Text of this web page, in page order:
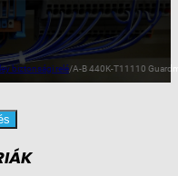
biztonsági relé/A-B 440K-T11110